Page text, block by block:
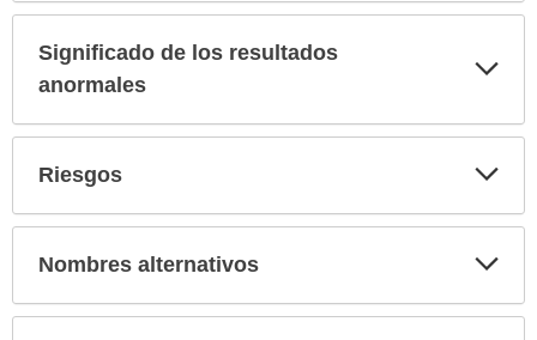
Significado de los resultados
anormales
Riesgos
Nombres alternativos